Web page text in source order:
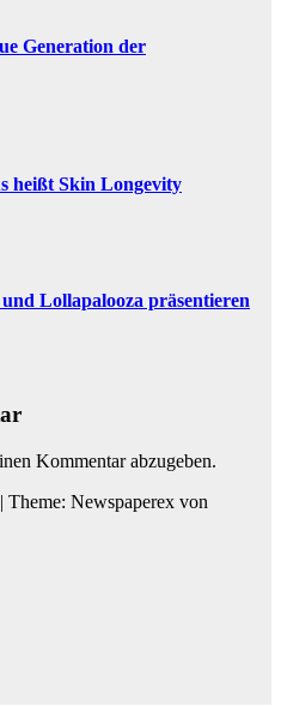
Generation der
heißt Skin Longevity
Lollapalooza präsentieren
Kommentar abzugeben.
| Theme: Newspaperex von